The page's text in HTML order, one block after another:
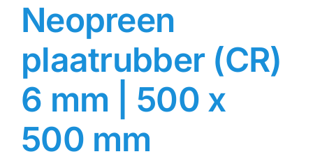
Winkelmand
Neopreen
plaatrubber (CR)
6 mm | 500 x
500 mm